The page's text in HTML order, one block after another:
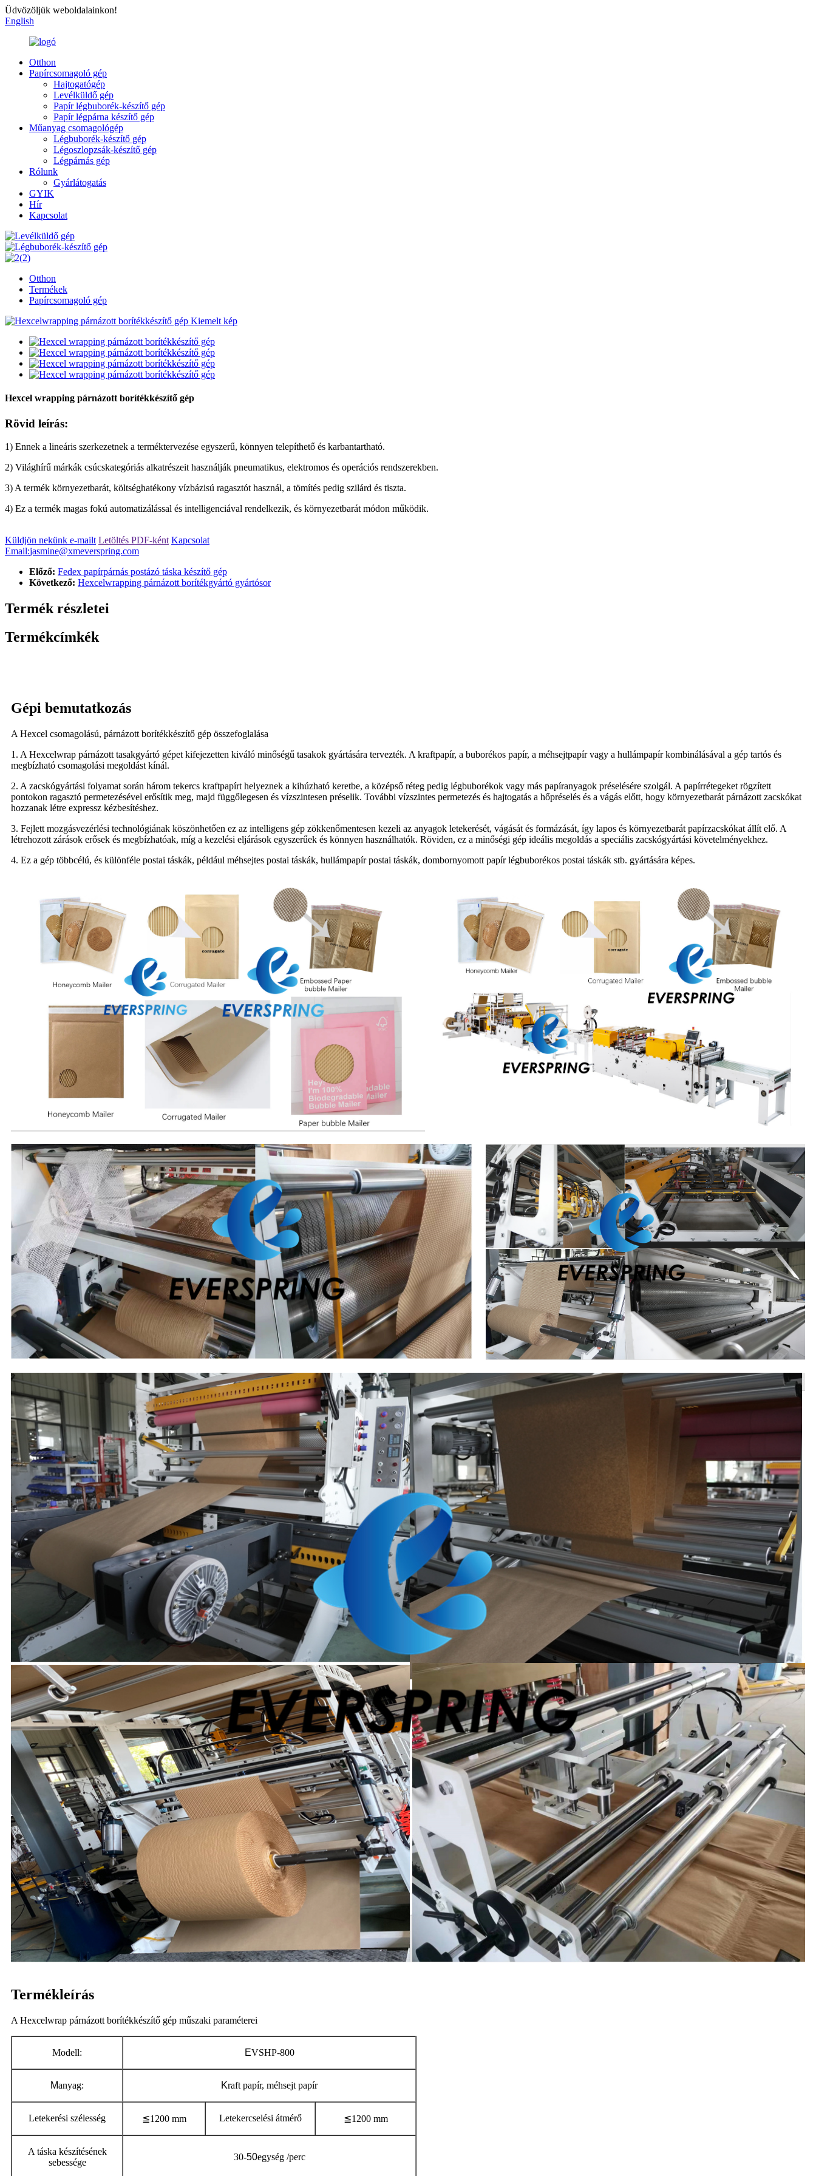
Üdvözöljük weboldalainkon!
English
Otthon
Papírcsomagoló gép
Hajtogatógép
Levélküldő gép
Papír légbuborék-készítő gép
Papír légpárna készítő gép
Műanyag csomagológép
Légbuborék-készítő gép
Légoszlopzsák-készítő gép
Légpárnás gép
Rólunk
Gyárlátogatás
GYIK
Hír
Kapcsolat
Otthon
Termékek
Papírcsomagoló gép
Hexcel wrapping párnázott borítékkészítő gép
Rövid leírás:
1) Ennek a lineáris szerkezetnek a terméktervezése egyszerű, könnyen telepíthető és karbantartható.
2) Világhírű márkák csúcskategóriás alkatrészeit használják pneumatikus, elektromos és operációs rendszerekben.
3) A termék környezetbarát, költséghatékony vízbázisú ragasztót használ, a tömítés pedig szilárd és tiszta.
4) Ez a termék magas fokú automatizálással és intelligenciával rendelkezik, és környezetbarát módon működik.
Küldjön nekünk e-mailt Letöltés PDF-ként Kapcsolat
Email:jasmine@xmeverspring.com
Előző: Fedex papírpárnás postázó táska készítő gép
Következő: Hexcelwrapping párnázott borítékgyártó gyártósor
Termék részletei
Termékcímkék
Gépi bemutatkozás
A Hexcel csomagolású, párnázott borítékkészítő gép összefoglalása
1. A Hexcelwrap párnázott tasakgyártó gépet kifejezetten kiváló minőségű tasakok gyártására tervezték. A kraftpapír, a buborékos papír, a méhsejtpapír vagy a hullámpapír kombinálásával a gép tartós és
megbízható csomagolási megoldást kínál.
2. A zacskógyártási folyamat során három tekercs kraftpapírt helyeznek a kihúzható keretbe, a középső réteg pedig légbuborékok vagy más papíranyagok préselésére szolgál. A papírrétegeket rögzített
pontokon ragasztó permetezésével erősítik meg, majd függőlegesen és vízszintesen préselik. További vízszintes permetezés és hajtogatás a hőpréselés és a vágás előtt, hogy környezetbarát párnázott zacskókat
hozzanak létre expressz kézbesítéshez.
3. Fejlett mozgásvezérlési technológiának köszönhetően ez az intelligens gép zökkenőmentesen kezeli az anyagok letekerését, vágását és formázását, így lapos és környezetbarát papírzacskókat állít elő. A
létrehozott zárások erősek és megbízhatóak, míg a kezelési eljárások egyszerűek és könnyen használhatók. Röviden, ez a minőségi gép ideális megoldás a speciális zacskógyártási követelményekhez.
4. Ez a gép többcélú, és különféle postai táskák, például méhsejtes postai táskák, hullámpapír postai táskák, dombornyomott papír légbuborékos postai táskák stb. gyártására képes.
Termékleírás
A Hexcelwrap párnázott borítékkészítő gép műszaki paraméterei
Modell: EVSHP-800
Manyag: Kraft papír, méhsejt papír
Letekerési szélesség ≦1200 mm Letekercselési átmérő ≦1200 mm
A táska készítésének
sebessége
30-50egység /perc